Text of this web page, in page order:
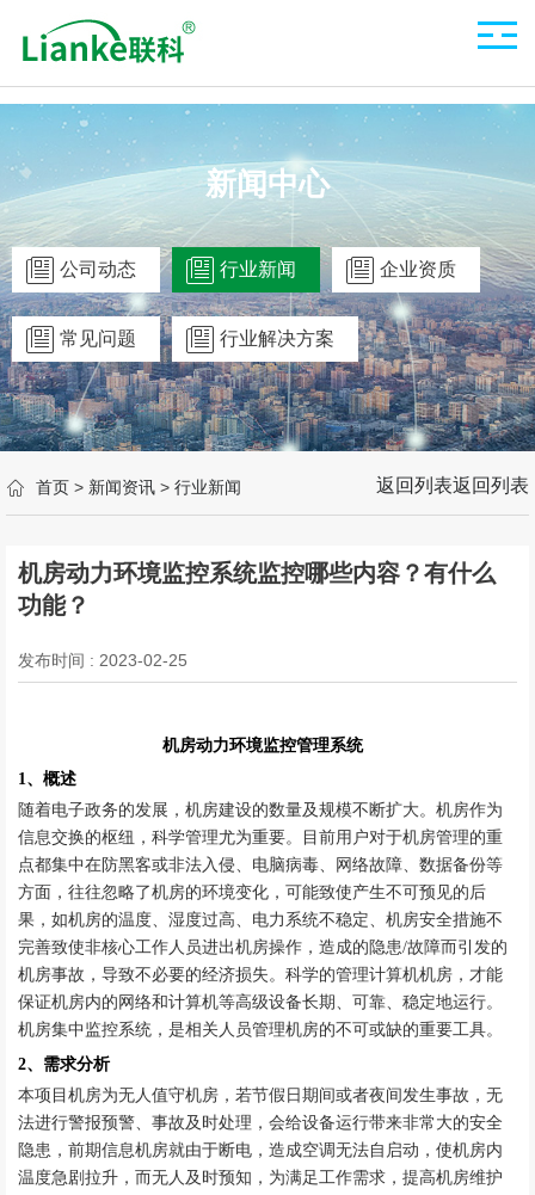
新闻中心
公司动态 行业新闻 企业资质
常见问题 行业解决方案
首页 > 新闻资讯 > 行业新闻 返回列表
返回列表
机房动力环境监控系统监控哪些内容？有什么
功能？
发布时间 : 2023-02-25
机房动力环境监控管理系统
1、概述
随着电子政务的发展，机房建设的数量及规模不断扩大。机房作为
信息交换的枢纽，科学管理尤为重要。目前用户对于机房管理的重
点都集中在防黑客或非法入侵、电脑病毒、网络故障、数据备份等
方面，往往忽略了机房的环境变化，可能致使产生不可预见的后
果，如机房的温度、湿度过高、电力系统不稳定、机房安全措施不
完善致使非核心工作人员进出机房操作，造成的隐患/故障而引发的
机房事故，导致不必要的经济损失。科学的管理计算机机房，才能
保证机房内的网络和计算机等高级设备长期、可靠、稳定地运行。
机房集中监控系统，是相关人员管理机房的不可或缺的重要工具。
2、需求分析
本项目机房为无人值守机房，若节假日期间或者夜间发生事故，无
法进行警报预警、事故及时处理，会给设备运行带来非常大的安全
隐患，前期信息机房就由于断电，造成空调无法自启动，使机房内
温度急剧拉升，而无人及时预知，为满足工作需求，提高机房维护